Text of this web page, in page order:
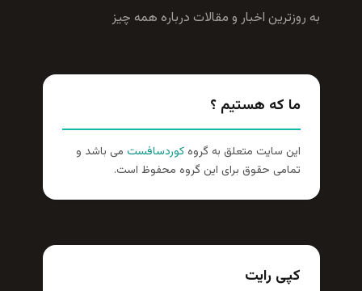
به روزترين اخبار و مقالات درباره همه چيز
ما که هستیم ؟
این سایت متعلق به گروهکوردسافست می باشد و
تمامی حقوق برای این گروه محفوظ است.
کپی رایت